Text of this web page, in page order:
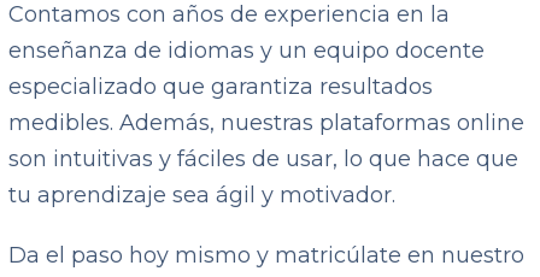
Contamos con años de experiencia en la
enseñanza de idiomas y un equipo docente
especializado que garantiza resultados
medibles. Además, nuestras plataformas online
son intuitivas y fáciles de usar, lo que hace que
tu aprendizaje sea ágil y motivador.
Da el paso hoy mismo y matricúlate en nuestro